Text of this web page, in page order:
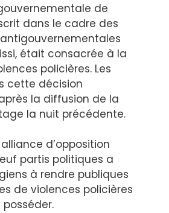
de
dans le cadre des
était consacrée à la
policières. Les
cette décision
la diffusion de la
la nuit précédente.
d’opposition
partis politiques a
à rendre publiques
de violences policières
posséder.